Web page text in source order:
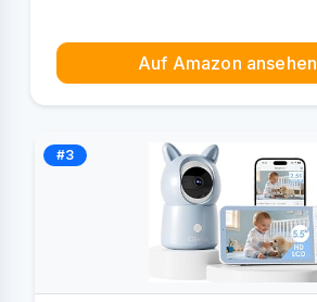
Auf Amazon ansehen
#3